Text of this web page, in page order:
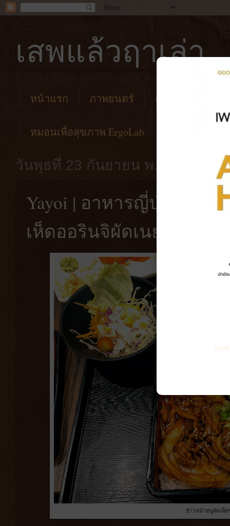
เสพแล้วฤาเล่า
หน้าแรก ภาพยนตร์ คาเฟ่
หมอนเพื่อสุขภาพ ErgoLab
วันพุธที่ 23 กันยายน พ.ศ. 2563
Yayoi | อาหารญี่ปุ่นรสชา
เห็ดออรินจิผัดเนย
ข้าวหน้าหมูผัดเผ็
หนัง